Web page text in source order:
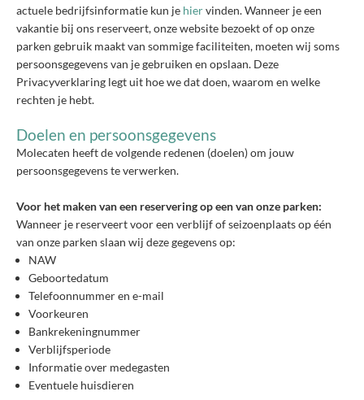
actuele bedrijfsinformatie kun je hiervinden. Wanneer je een
vakantie bij ons reserveert, onze website bezoekt of op onze
parken gebruik maakt van sommige faciliteiten, moeten wij soms
persoonsgegevens van je gebruiken en opslaan. Deze
Privacyverklaring legt uit hoe we dat doen, waarom en welke
rechten je hebt.
Doelen en persoonsgegevens
Molecaten heeft de volgende redenen (doelen) om jouw
persoonsgegevens te verwerken.
Voor het maken van een reservering op een van onze parken:
Wanneer je reserveert voor een verblijf of seizoenplaats op één
van onze parken slaan wij deze gegevens op:
NAW
Geboortedatum
Telefoonnummer en e-mail
Voorkeuren
Bankrekeningnummer
Verblijfsperiode
Informatie over medegasten
Eventuele huisdieren